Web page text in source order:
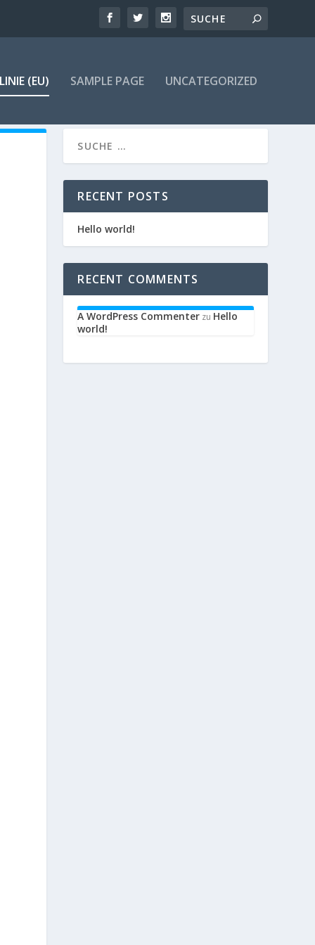
(EU) SAMPLE PAGE UNCATEGORIZED
RECENT POSTS
Hello world!
RECENT COMMENTS
A WordPress Commenter zu Hello
world!